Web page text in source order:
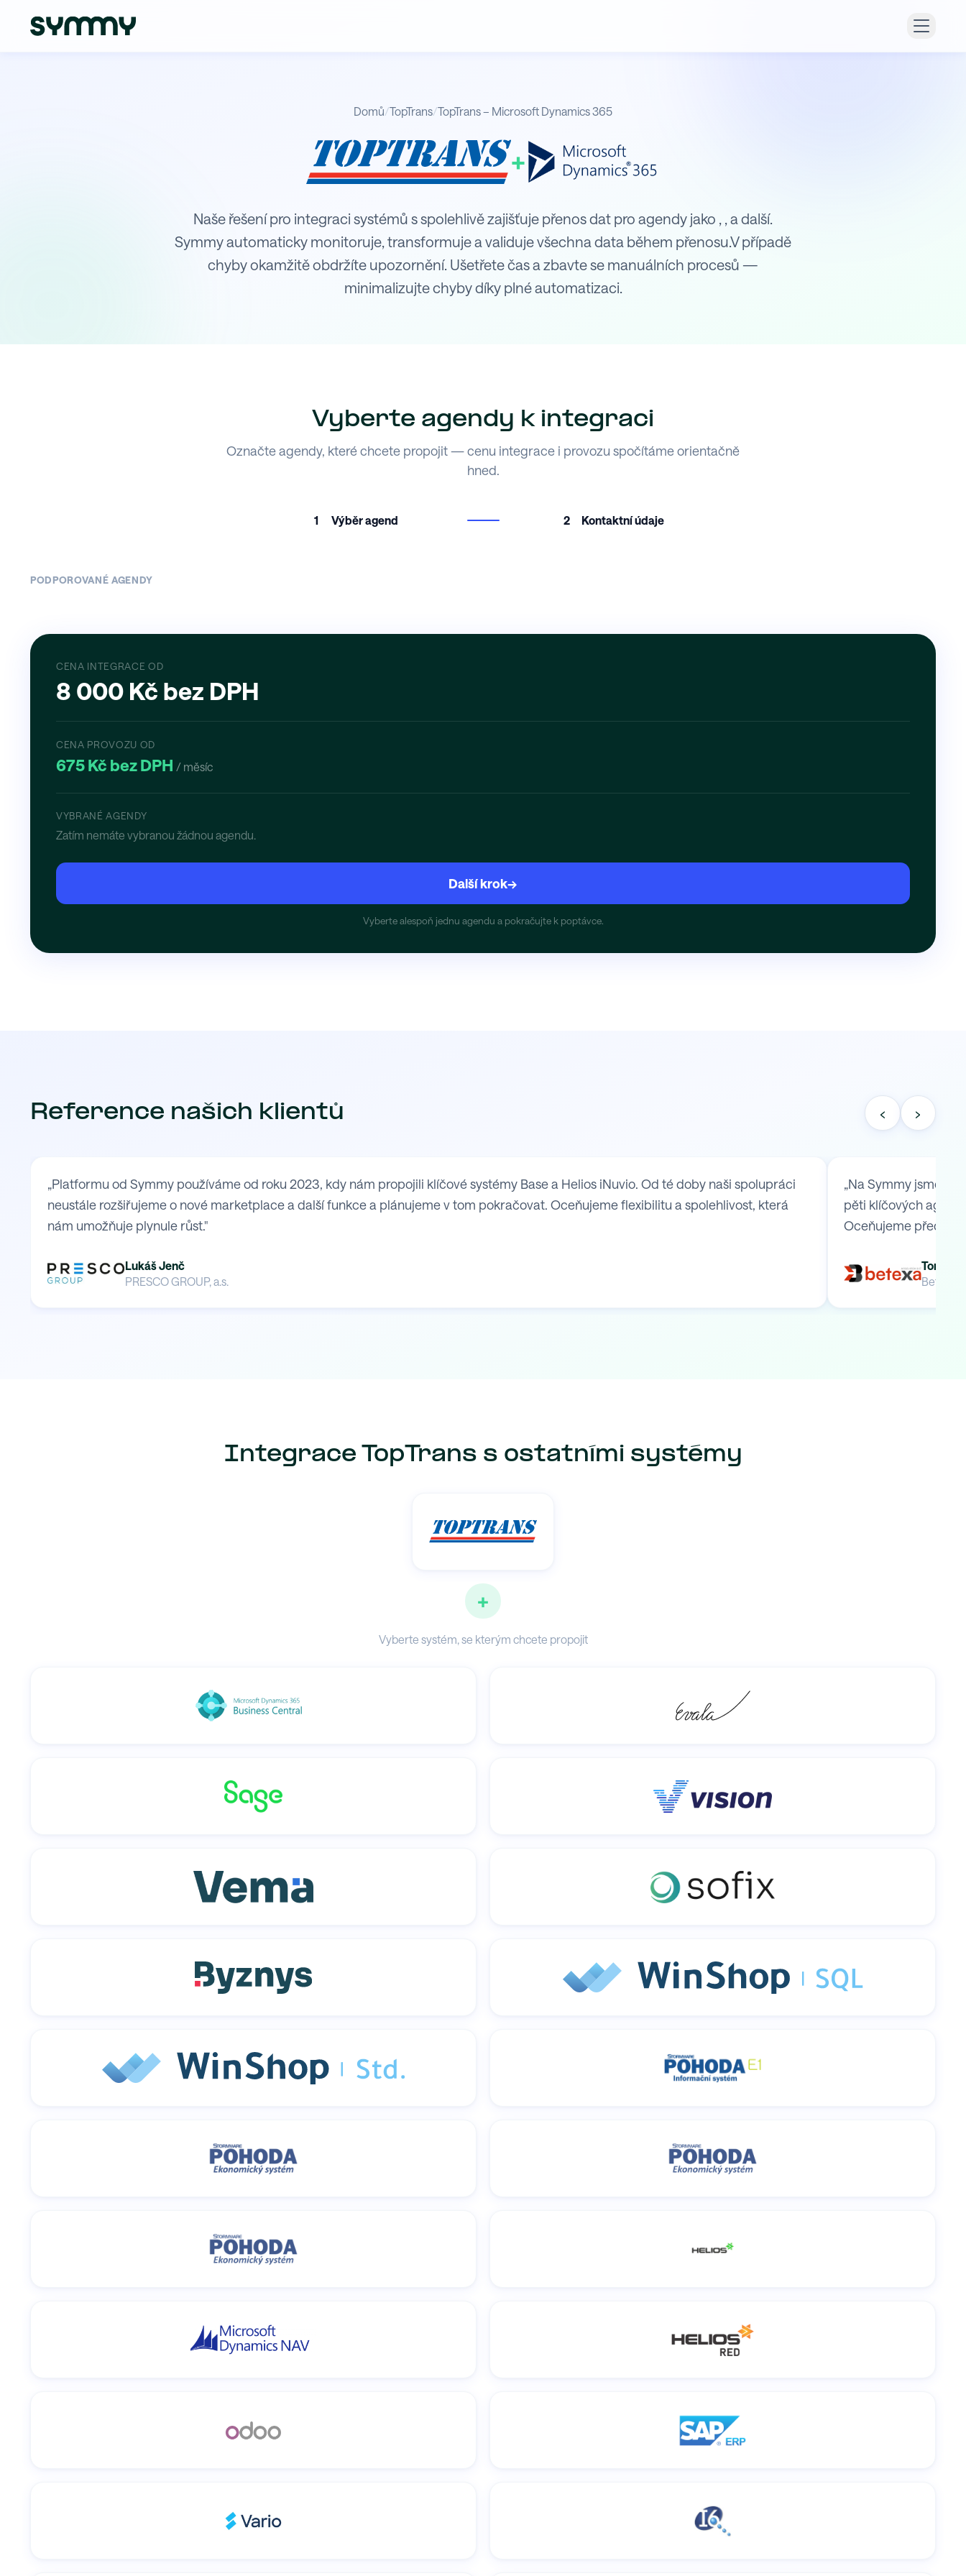
Domů/TopTrans/TopTrans – Microsoft Dynamics 365
+
Integrace TopTrans s Microsoft Dynamics 365
Naše řešení pro integraci systémů s spolehlivě zajišťuje přenos dat pro agendy jako , , a další.
Symmy automaticky monitoruje, transformuje a validuje všechna data během přenosu.V případě
chyby okamžitě obdržíte upozornění. Ušetřete čas a zbavte se manuálních procesů —
minimalizujte chyby díky plné automatizaci.
Vyberte agendy k integraci
Označte agendy, které chcete propojit — cenu integrace i provozu spočítáme orientačně
hned.
1 Výběr agend 2 Kontaktní údaje
PODPOROVANÉ AGENDY
CENA INTEGRACE OD
8 000 Kč bez DPH
CENA PROVOZU OD
675 Kč bez DPH / měsíc
VYBRANÉ AGENDY
Zatím nemáte vybranou žádnou agendu.
Další krok→
Vyberte alespoň jednu agendu a pokračujte k poptávce.
Reference našich klientů ‹ ›
„Platformu od Symmy používáme od roku 2023, kdy nám propojili klíčové systémy Base a Helios iNuvio. Od té doby naši spolupráci
neustále rozšiřujeme o nové marketplace a další funkce a plánujeme v tom pokračovat. Oceňujeme flexibilitu a spolehlivost, která
nám umožňuje plynule růst."
Lukáš Jenč
PRESCO GROUP, a.s.
„Na Symmy jsme
pěti klíčových
Oceňujeme
Tomáš
Betexa
Integrace TopTrans s ostatními systémy
+
Vyberte systém, se kterým chcete propojit